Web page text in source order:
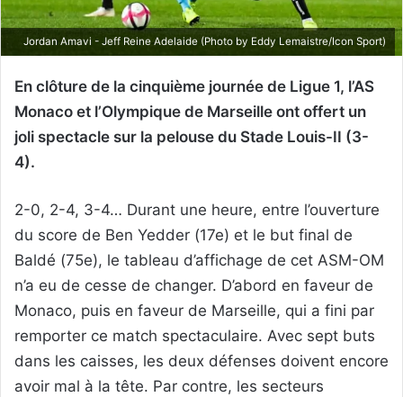
Jordan Amavi - Jeff Reine Adelaide (Photo by Eddy Lemaistre/Icon Sport)
En clôture de la cinquième journée de Ligue 1, l’AS
Monaco et l’Olympique de Marseille ont offert un
joli spectacle sur la pelouse du Stade Louis-II (3-
4).
2-0, 2-4, 3-4… Durant une heure, entre l’ouverture
du score de Ben Yedder (17e) et le but final de
Baldé (75e), le tableau d’affichage de cet ASM-OM
n’a eu de cesse de changer. D’abord en faveur de
Monaco, puis en faveur de Marseille, qui a fini par
remporter ce match spectaculaire. Avec sept buts
dans les caisses, les deux défenses doivent encore
avoir mal à la tête. Par contre, les secteurs